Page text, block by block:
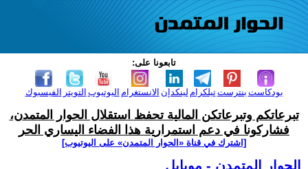
تابعونا على:
الفيسبوك التويتر اليوتيوب الانستغرام لينكدإن تيلكرامبنترست بودكاست
تبرعاتكم وتبرعاتكن المالية تحفظ استقلال الحوار المتمدن،
فشاركونا في دعم استمرارية هذا الفضاء اليساري الحر
[اشترك في قناة ‫«الحوار المتمدن» على اليوتيوب]
الحوار المتمدن - موبايل